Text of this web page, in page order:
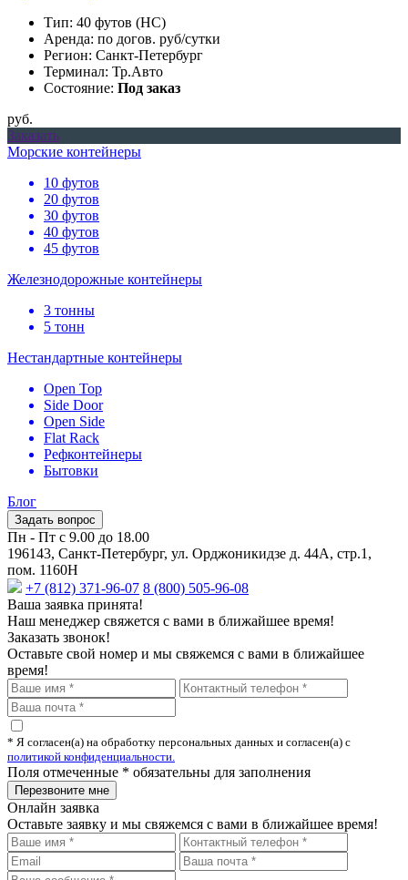
Тип: 40 футов (HC)
Аренда: по догов. руб/сутки
Регион: Санкт-Петербург
Терминал: Тр.Авто
Состояние: Под заказ
руб.
Заказать
Морские контейнеры
10 футов
20 футов
30 футов
40 футов
45 футов
Железнодорожные контейнеры
3 тонны
5 тонн
Нестандартные контейнеры
Open Top
Side Door
Open Side
Flat Rack
Рефконтейнеры
Бытовки
Блог
Задать вопрос
Пн - Пт с 9.00 до 18.00
196143, Санкт-Петербург, ул. Орджоникидзе д. 44А, стр.1,
пом. 1160Н
+7 (812) 371-96-07 8 (800) 505-96-08
Ваша заявка принята!
Наш менеджер свяжется с вами в ближайшее время!
Заказать звонок!
Оставьте свой номер и мы свяжемся с вами в ближайшее
время!
* Я согласен(а) на обработку персональных данных и согласен(а) с
политикой конфиденциальности.
Поля отмеченные * обязательны для заполнения
Онлайн заявка
Оставьте заявку и мы свяжемся с вами в ближайшее время!